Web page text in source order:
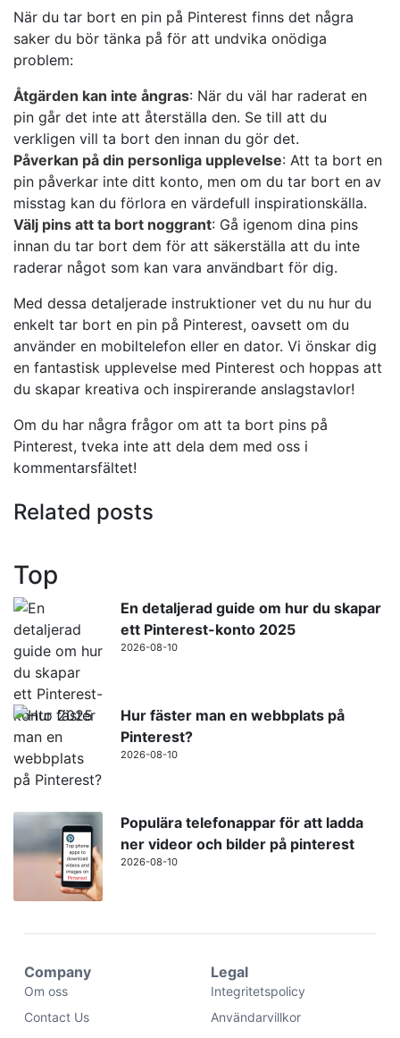
När du tar bort en pin på Pinterest finns det några
saker du bör tänka på för att undvika onödiga
problem:
Åtgärden kan inte ångras: När du väl har raderat en
pin går det inte att återställa den. Se till att du
verkligen vill ta bort den innan du gör det.
Påverkan på din personliga upplevelse: Att ta bort en
pin påverkar inte ditt konto, men om du tar bort en av
misstag kan du förlora en värdefull inspirationskälla.
Välj pins att ta bort noggrant: Gå igenom dina pins
innan du tar bort dem för att säkerställa att du inte
raderar något som kan vara användbart för dig.
Med dessa detaljerade instruktioner vet du nu hur du
enkelt tar bort en pin på Pinterest, oavsett om du
använder en mobiltelefon eller en dator. Vi önskar dig
en fantastisk upplevelse med Pinterest och hoppas att
du skapar kreativa och inspirerande anslagstavlor!
Om du har några frågor om att ta bort pins på
Pinterest, tveka inte att dela dem med oss i
kommentarsfältet!
Related posts
Top
En detaljerad guide om hur du skapar
ett Pinterest-konto 2025
2026-08-10
Hur fäster man en webbplats på
Pinterest?
2026-08-10
Populära telefonappar för att ladda
ner videor och bilder på pinterest
2026-08-10
Company
Om oss
Contact Us
Legal
Integritetspolicy
Användarvillkor